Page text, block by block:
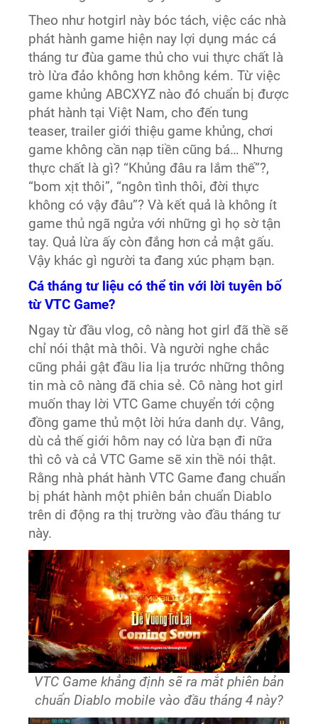
Theo như hotgirl này bóc tách, việc các nhà
phát hành game hiện nay lợi dụng mác cá
tháng tư đùa game thủ cho vui thực chất là
trò lừa đảo không hơn không kém. Từ việc
game khủng ABCXYZ nào đó chuẩn bị được
phát hành tại Việt Nam, cho đến tung
teaser, trailer giới thiệu game khủng, chơi
game không cần nạp tiền cũng bá… Nhưng
thực chất là gì? “Khủng đâu ra lắm thế”?,
“bom xịt thôi”, “ngôn tình thôi, đời thực
không có vậy đâu”? Và kết quả là không ít
game thủ ngã ngửa với những gì họ sờ tận
tay. Quả lừa ấy còn đắng hơn cả mật gấu.
Vậy khác gì người ta đang xúc phạm bạn.
Cá tháng tư liệu có thể tin với lời tuyên bố
từ VTC Game?
Ngay từ đầu vlog, cô nàng hot girl đã thề sẽ
chỉ nói thật mà thôi. Và người nghe chắc
cũng phải gật đầu lia lịa trước những thông
tin mà cô nàng đã chia sẻ. Cô nàng hot girl
muốn thay lời VTC Game chuyển tới cộng
đồng game thủ một lời hứa danh dự. Vâng,
dù cả thế giới hôm nay có lừa bạn đi nữa
thì cô và cả VTC Game sẽ xin thề nói thật.
Rằng nhà phát hành VTC Game đang chuẩn
bị phát hành một phiên bản chuẩn Diablo
trên di động ra thị trường vào đầu tháng tư
này.
VTC Game khẳng định sẽ ra mắt phiên bản
chuẩn Diablo mobile vào đầu tháng 4 này?